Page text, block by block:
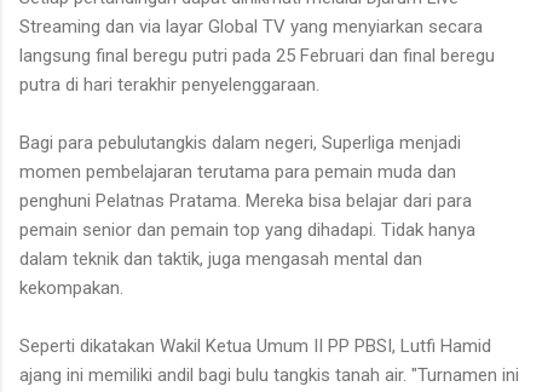
Streaming dan via layar Global TV yang menyiarkan secara
langsung final beregu putri pada 25 Februari dan final beregu
putra di hari terakhir penyelenggaraan.
Bagi para pebulutangkis dalam negeri, Superliga menjadi
momen pembelajaran terutama para pemain muda dan
penghuni Pelatnas Pratama. Mereka bisa belajar dari para
pemain senior dan pemain top yang dihadapi. Tidak hanya
dalam teknik dan taktik, juga mengasah mental dan
kekompakan.
Seperti dikatakan Wakil Ketua Umum II PP PBSI, Lutfi Hamid
ajang ini memiliki andil bagi bulu tangkis tanah air. "Turnamen ini